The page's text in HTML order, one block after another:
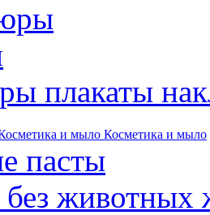
плакаты
Косметика и мыло
пасты
животных